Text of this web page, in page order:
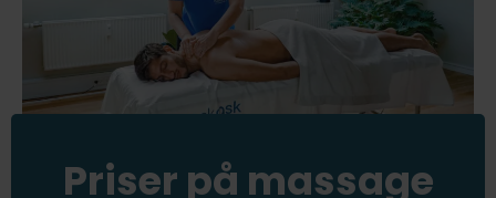
Priser på massage